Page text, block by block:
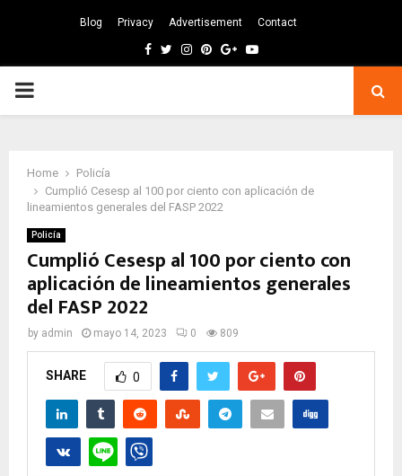
Blog Privacy Advertisement Contact
Facebook
TwitterInstagram
Pinterest
GoogleYoutube
PRIMARY
Home
Policía
Cumplió Cesesp al 100 por ciento con aplicación de
lineamientos generales del FASP 2022
Policía
Cumplió Cesesp al 100 por ciento con
aplicación de lineamientos generales
del FASP 2022
by admin mayo 14, 2023 0 809
SHARE 0